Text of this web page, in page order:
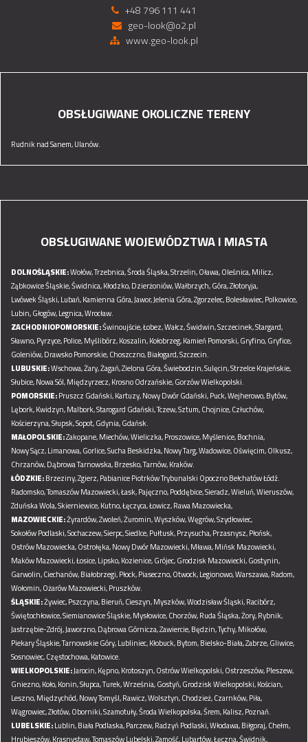
+48 796 111 441
geo-look@o2.pl
www.geo-look.pl
OBSŁUGIWANE OKOLICZNE TERENY
Rudnik nad Sanem,Ulanów.
OBSŁUGIWANE WOJEWÓDZTWA I MIASTA
DOLNOŚLĄSKIE:Wołów,Trzebnica,Środa Śląska,Strzelin,Oława,Oleśnica,Milicz,
Ząbkowice Śląskie,Świdnica,Kłodzko,Dzierżoniów,Wałbrzych,Góra,Złotoryja,
Lwówek Śląski,Lubań,Kamienna Góra,Jawor,Jelenia Góra,Zgorzelec,Bolesławiec,Polkowice,
Lubin,Głogów,Legnica,Wrocław.
ZACHODNIOPOMORSKIE:Świnoujście,Łobez,Wałcz,Świdwin,Szczecinek,Stargard,
Sławno,Pyrzyce,Police,Myślibórz,Koszalin,Kołobrzeg,Kamień Pomorski,Gryfino,Gryfice,
Goleniów,Drawsko Pomorskie,Choszczno,Białogard,Szczecin.
LUBUSKIE:Wschowa,Żary,Żagań,Zielona Góra,Świebodzin,Sulęcin,Strzelce Krajeńskie,
Słubice,Nowa Sól,Międzyrzecz,Krosno Odrzańskie,Gorzów Wielkopolski.
POMORSKIE:Pruszcz Gdański,Kartuzy,Nowy Dwór Gdański,Puck,Wejherowo,Bytów,
Lębork,Kwidzyn,Malbork,Starogard Gdański,Tczew,Sztum,Chojnice,Człuchów,
Kościerzyna,Słupsk,Sopot,Gdynia,Gdańsk.
MAŁOPOLSKIE:Zakopane,Miechów,Wieliczka,Proszowice,Myślenice,Bochnia,
Nowy Sącz,Limanowa,Gorlice,Sucha Beskidzka,Nowy Targ,Wadowice,Oświęcim,Olkusz,
Chrzanów,Dąbrowa Tarnowska,Brzesko,Tarnów,Kraków.
ŁÓDZKIE:Brzeziny,Zgierz,PabianicePiotrków Trybunalski OpocznoBełchatówŁódź.
Radomsko,Tomaszów Mazowiecki,Łask,Pajęczno,Poddębice,Sieradz,Wieluń,Wieruszów,
Zduńska Wola,Skierniewice,Kutno,Łęczyca,Łowicz,Rawa Mazowiecka,
MAZOWIECKIE:Żyrardów,Zwoleń,Żuromin,Wyszków,Węgrów,Szydłowiec,
Sokołów Podlaski,Sochaczew,Sierpc,Siedlce,Pułtusk,Przysucha,Przasnysz,Płońsk,
Ostrów Mazowiecka,Ostrołęka,Nowy Dwór Mazowiecki,Mława,Mińsk Mazowiecki,
Maków Mazowiecki,Łosice,Lipsko,Kozienice,Grójec,Grodzisk Mazowiecki,Gostynin,
Garwolin,Ciechanów,Białobrzegi,Płock,Piaseczno,Otwock,Legionowo,Warszawa,Radom,
Wołomin,Ożarów Mazowiecki,Pruszków.
ŚLĄSKIE:Żywiec,Pszczyna,Bieruń,Cieszyn,Myszków,Wodzisław Śląski,Racibórz,
Świętochłowice,Siemianowice Śląskie,Mysłowice,Chorzów,Ruda Śląska,Żory,Rybnik,
Jastrzębie-Zdrój,Jaworzno,Dąbrowa Górnicza,Zawiercie,Będzin,Tychy,Mikołów,
Piekary Śląskie,Tarnowskie Góry,Lubliniec,Kłobuck,Bytom,Bielsko-Biała,Zabrze,Gliwice,
Sosnowiec,Częstochowa,Katowice.
WIELKOPOLSKIE:Jarocin,Kępno,Krotoszyn,Ostrów Wielkopolski,Ostrzeszów,Pleszew,
Gniezno,Koło,Konin,Słupca,Turek,Września,Gostyń,Grodzisk Wielkopolski,Kościan,
Leszno,Międzychód,Nowy Tomyśl,Rawicz,Wolsztyn,Chodzież,Czarnków,Piła,
Wągrowiec,Złotów,Oborniki,Szamotuły,Środa Wielkopolska,Śrem,Kalisz,Poznań.
LUBELSKIE:Lublin,Biała Podlaska,Parczew,Radzyń Podlaski,Włodawa,Biłgoraj,Chełm,
Hrubieszów,Krasnystaw,Tomaszów Lubelski,Zamość,Lubartów,Łęczna,Świdnik,